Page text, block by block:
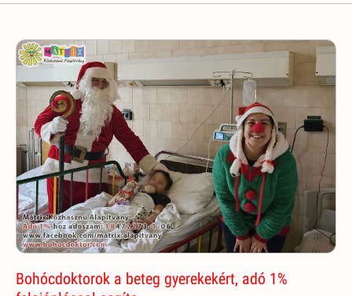
Bohócdoktorok a beteg gyerekekért, adó 1%